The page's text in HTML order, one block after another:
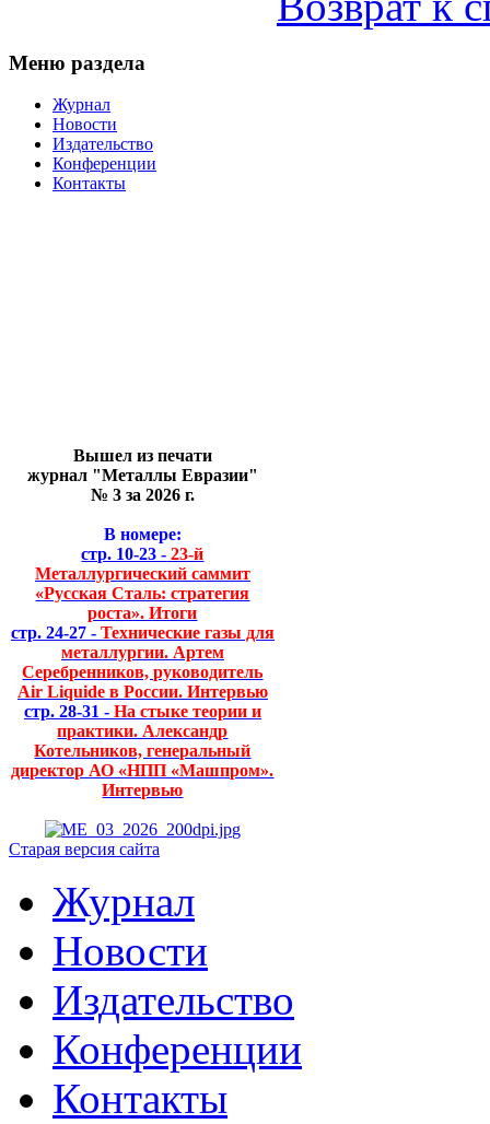
Меню раздела
Журнал
Новости
Издательство
Конференции
Контакты
Вышел из печати
журнал "Металлы Евразии"
№ 3 за 2026 г.
В номере:
стр. 10-23 - 23-й
Металлургический саммит
«Русская Сталь: стратегия
роста». Итоги
стр. 24-27 - Технические газы для
металлургии. Артем
Серебренников, руководитель
Air Liquide в России. Интервью
стр. 28-31 - На стыке теории и
практики. Александр
Котельников, генеральный
директор АО «НПП «Машпром».
Интервью
Старая версия сайта
Журнал
Новости
Издательство
Конференции
Контакты